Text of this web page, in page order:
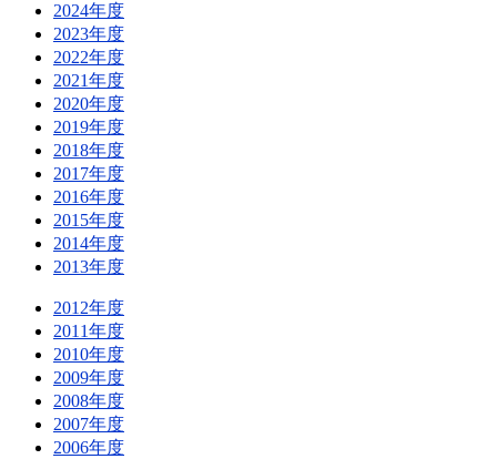
2024年度
2023年度
2022年度
2021年度
2020年度
2019年度
2018年度
2017年度
2016年度
2015年度
2014年度
2013年度
2012年度
2011年度
2010年度
2009年度
2008年度
2007年度
2006年度